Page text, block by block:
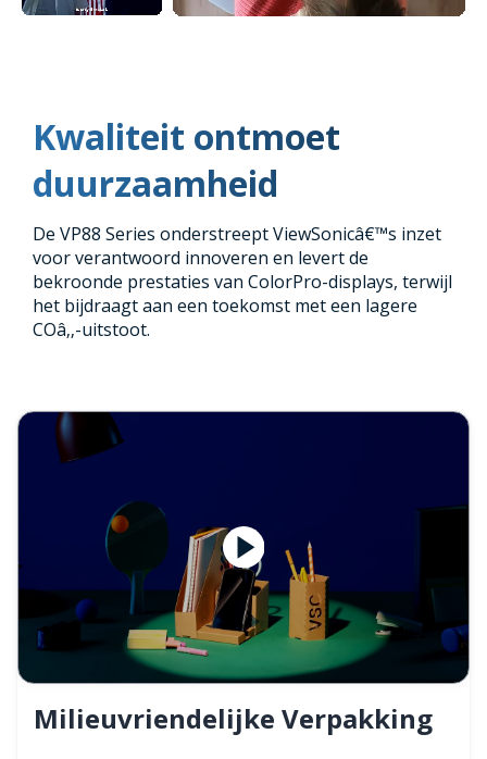
Kwaliteit ontmoet
duurzaamheid
De VP88 Series onderstreept ViewSonicâ€™s inzet
voor verantwoord innoveren en levert de
bekroonde prestaties van ColorPro-displays, terwijl
het bijdraagt aan een toekomst met een lagere
COâ‚‚-uitstoot.
Milieuvriendelijke Verpakking